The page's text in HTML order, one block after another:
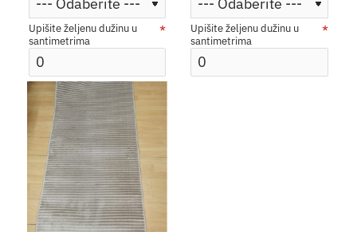
Upišite željenu dužinu u
santimetrima
Upišite željenu dužinu u
santimetrima